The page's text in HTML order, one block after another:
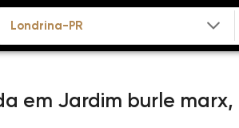
em Jardim burle marx,